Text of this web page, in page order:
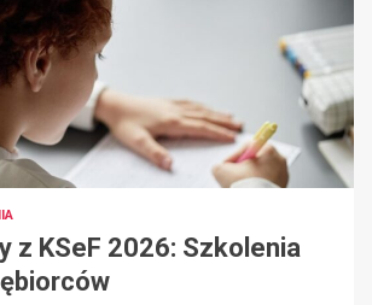
z KSeF 2026: Szkolenia